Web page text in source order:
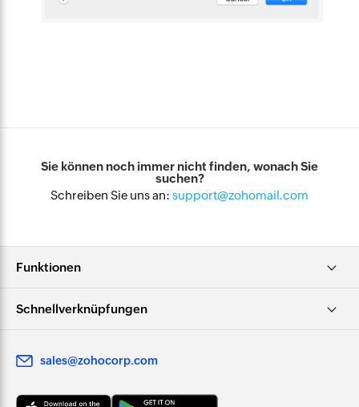
Sie können noch immer nicht finden, wonach Sie
suchen?
Schreiben Sie uns an: support@zohomail.com
Funktionen
Schnellverknüpfungen
sales@zohocorp.com